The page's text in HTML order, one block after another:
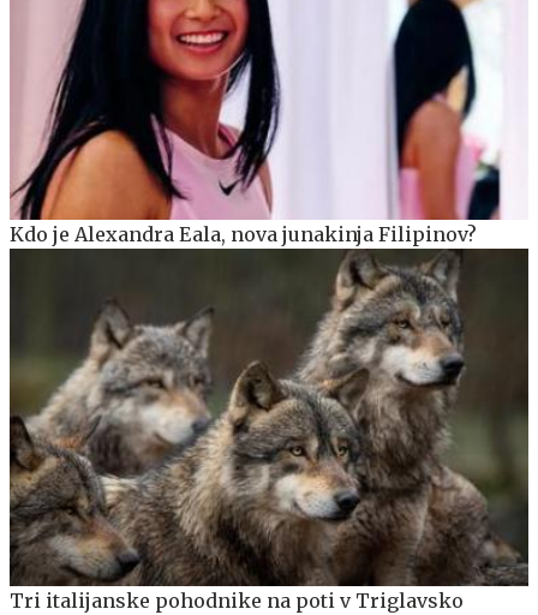
Kdo je Alexandra Eala, nova junakinja Filipinov?
Tri italijanske pohodnike na poti v Triglavsko